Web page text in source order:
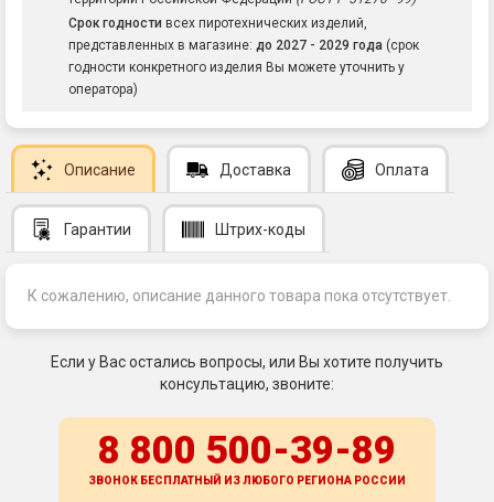
Срок годности всех пиротехнических изделий,
представленных в магазине: до 2027 - 2029 года (срок
годности конкретного изделия Вы можете уточнить у
оператора)
Описание Доставка Оплата
Гарантии Штрих-коды
К сожалению, описание данного товара пока отсутствует.
Если у Вас остались вопросы, или Вы хотите получить
консультацию, звоните:
8 800 500-39-89
ЗВОНОК БЕСПЛАТНЫЙ ИЗ ЛЮБОГО РЕГИОНА РОССИИ